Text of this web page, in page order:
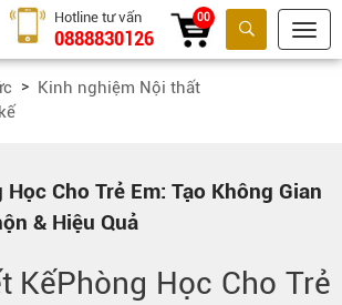
Tìm kiếm
Hotline tư vấn
0888830126
00
Kinh nghiệm Nội thất
Cho Trẻ Em: Tạo Không Gian
& Hiệu Quả
KếPhòng Học Cho Trẻ